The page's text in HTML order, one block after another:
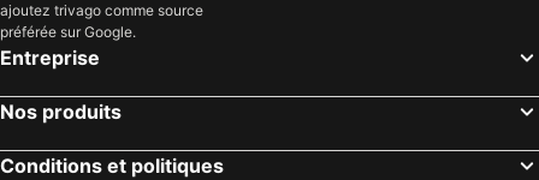
ajoutez trivago comme source
préférée sur Google.
Entreprise
Nos produits
Conditions et politiques